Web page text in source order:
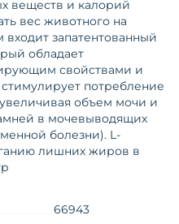
веществ и калорий
вес животного на
запатентованный
обладает
свойствами и
потребление
объем мочи и
в мочевыводящих
болезни). L-
лишних жиров в
66943